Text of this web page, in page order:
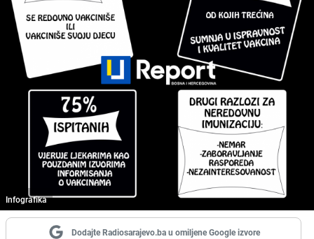
Infografika
Dodajte Radiosarajevo.ba u omiljene Google izvore